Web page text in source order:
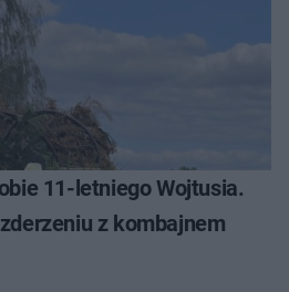
11-letniego Wojtusia.
z kombajnem